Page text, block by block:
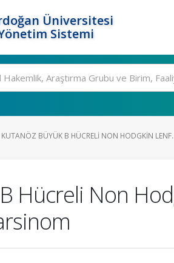
Üniversitesi
Sistemi
KUTANÖZ BÜYÜK B HÜCRELI NON HODGKIN
Hücreli Non